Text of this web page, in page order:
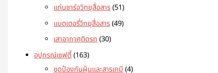
แท่นชาร์จวิทยุสื่อสาร 51
แบตเตอรี่วิทยุสื่อสาร 49
เสาอากาศติดรถ 30
อุปกรณ์เซฟตี้ 163
ชุดป้องกันฝุ่นและสารเคมี 4